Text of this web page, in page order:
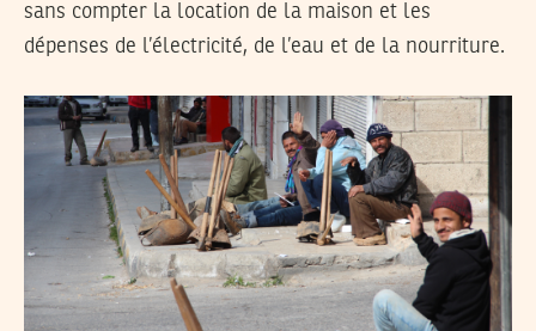
sans compter la location de la maison et les
dépenses de l’électricité, de l’eau et de la nourriture.